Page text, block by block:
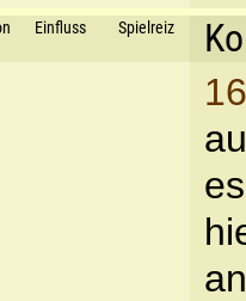
Einfluss Spielreiz